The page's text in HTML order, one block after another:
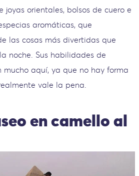
joyas orientales, bolsos de cuero e
aromáticas, que
las cosas más divertidas que
noche. Sus habilidades de
mucho aquí, ya que no hay forma
vale la pena.
en camello al